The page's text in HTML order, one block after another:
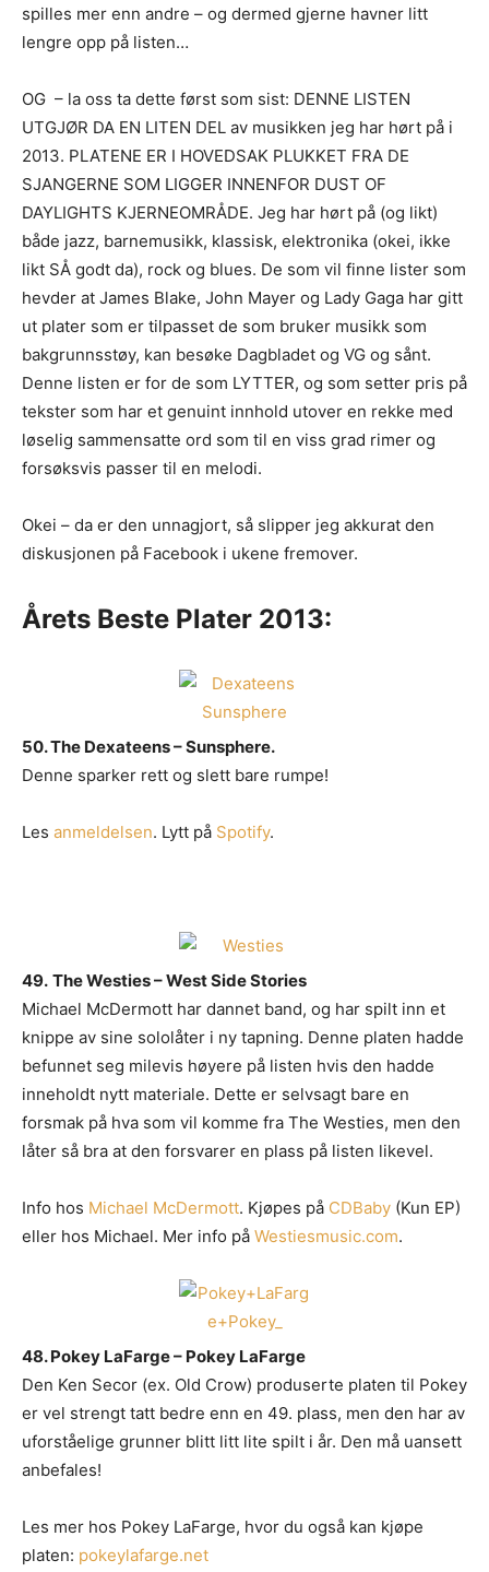
spilles mer enn andre – og dermed gjerne havner litt
lengre opp på listen…
OG – la oss ta dette først som sist: DENNE LISTEN
UTGJØR DA EN LITEN DEL av musikken jeg har hørt på i
2013. PLATENE ER I HOVEDSAK PLUKKET FRA DE
SJANGERNE SOM LIGGER INNENFOR DUST OF
DAYLIGHTS KJERNEOMRÅDE. Jeg har hørt på (og likt)
både jazz, barnemusikk, klassisk, elektronika (okei, ikke
likt SÅ godt da), rock og blues. De som vil finne lister som
hevder at James Blake, John Mayer og Lady Gaga har gitt
ut plater som er tilpasset de som bruker musikk som
bakgrunnsstøy, kan besøke Dagbladet og VG og sånt.
Denne listen er for de som LYTTER, og som setter pris på
tekster som har et genuint innhold utover en rekke med
løselig sammensatte ord som til en viss grad rimer og
forsøksvis passer til en melodi.
Okei – da er den unnagjort, så slipper jeg akkurat den
diskusjonen på Facebook i ukene fremover.
Årets Beste Plater 2013:
50. The Dexateens – Sunsphere.
Denne sparker rett og slett bare rumpe!
Les anmeldelsen. Lytt på Spotify.
49. The Westies – West Side Stories
Michael McDermott har dannet band, og har spilt inn et
knippe av sine sololåter i ny tapning. Denne platen hadde
befunnet seg milevis høyere på listen hvis den hadde
inneholdt nytt materiale. Dette er selvsagt bare en
forsmak på hva som vil komme fra The Westies, men den
låter så bra at den forsvarer en plass på listen likevel.
Info hos Michael McDermott. Kjøpes på CDBaby (Kun EP)
eller hos Michael. Mer info på Westiesmusic.com.
48. Pokey LaFarge – Pokey LaFarge
Den Ken Secor (ex. Old Crow) produserte platen til Pokey
er vel strengt tatt bedre enn en 49. plass, men den har av
uforståelige grunner blitt litt lite spilt i år. Den må uansett
anbefales!
Les mer hos Pokey LaFarge, hvor du også kan kjøpe
platen: pokeylafarge.net